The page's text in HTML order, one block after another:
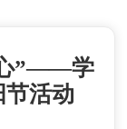
心”——学
节活动